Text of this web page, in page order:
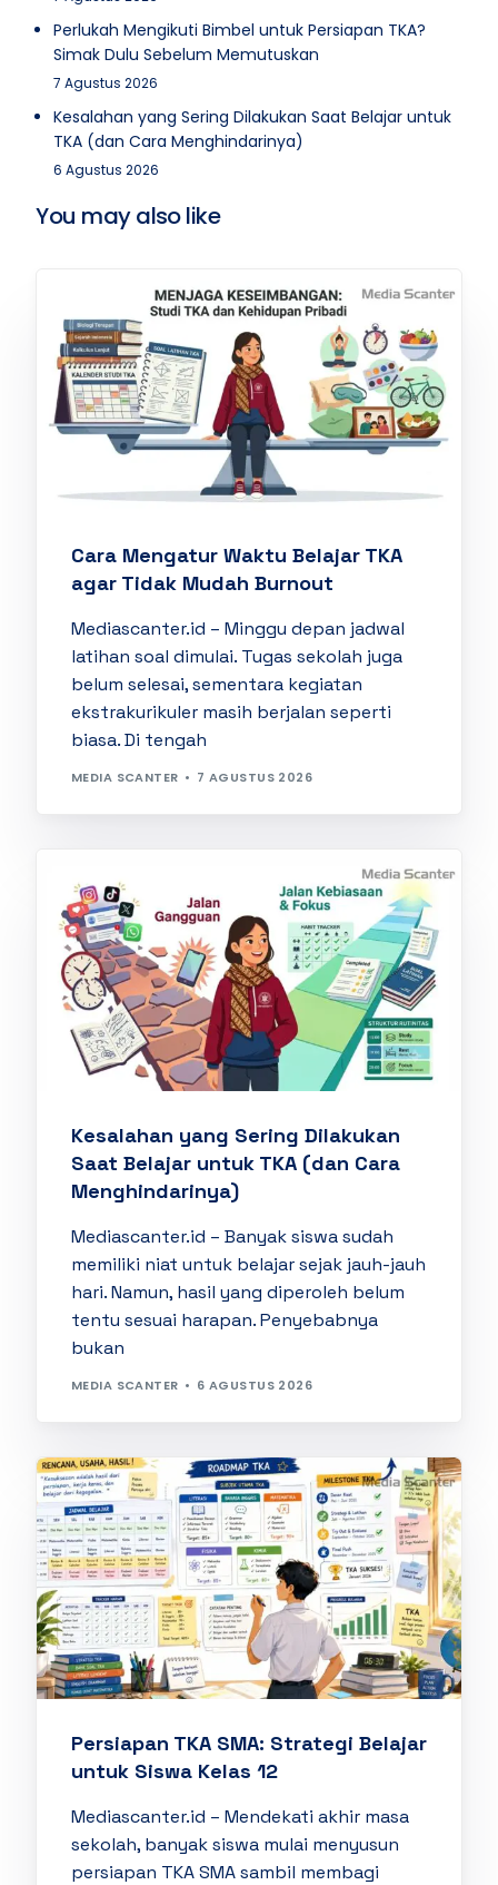
Perlukah Mengikuti Bimbel untuk Persiapan TKA?
Simak Dulu Sebelum Memutuskan
7 Agustus 2026
Kesalahan yang Sering Dilakukan Saat Belajar untuk
TKA (dan Cara Menghindarinya)
6 Agustus 2026
You may also like
Cara Mengatur Waktu Belajar TKA
agar Tidak Mudah Burnout
Mediascanter.id – Minggu depan jadwal
latihan soal dimulai. Tugas sekolah juga
belum selesai, sementara kegiatan
ekstrakurikuler masih berjalan seperti
biasa. Di tengah
MEDIA SCANTER 7 AGUSTUS 2026
Kesalahan yang Sering Dilakukan
Saat Belajar untuk TKA (dan Cara
Menghindarinya)
Mediascanter.id – Banyak siswa sudah
memiliki niat untuk belajar sejak jauh-jauh
hari. Namun, hasil yang diperoleh belum
tentu sesuai harapan. Penyebabnya
bukan
MEDIA SCANTER 6 AGUSTUS 2026
Persiapan TKA SMA: Strategi Belajar
untuk Siswa Kelas 12
Mediascanter.id – Mendekati akhir masa
sekolah, banyak siswa mulai menyusun
persiapan TKA SMA sambil membagi